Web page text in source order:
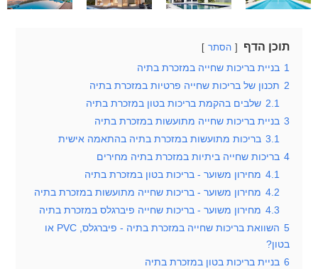
תוכן הדף הסתר
1 בניית בריכות שחייה במזכרת בתיה
2 תכנון של בריכות שחייה פרטיות במזכרת בתיה
2.1 שלבים בהקמת בריכות בטון במזכרת בתיה
3 בניית בריכות שחייה מתועשות במזכרת בתיה
3.1 בריכות מתועשות במזכרת בתיה בהתאמה אישית
4 בריכות שחייה ביתיות במזכרת בתיה מחירים
4.1 מחירון משוער - בריכות בטון במזכרת בתיה
4.2 מחירון משוער - בריכות שחייה מתועשות במזכרת בתיה
4.3 מחירון משוער - בריכות שחייה פיברגלס במזכרת בתיה
5
השוואת בריכות שחייה במזכרת בתיה - פיברגלס, PVC או
בטון?
6 בניית בריכות בטון במזכרת בתיה